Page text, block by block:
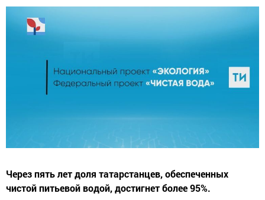
Через пять лет доля татарстанцев, обеспеченных
чистой питьевой водой, достигнет более 95%.